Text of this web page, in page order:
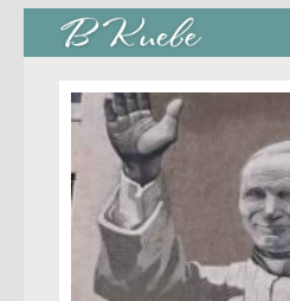
стрит-арт
коты Киева
скамейки